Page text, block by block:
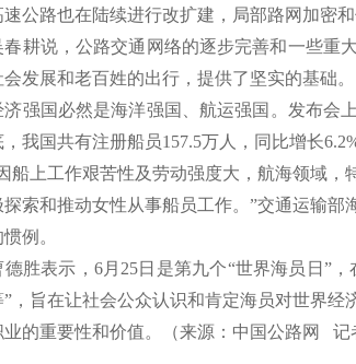
公路也在陆续进行改扩建，局部路网加密和
说，公路交通网络的逐步完善和一些重大
发展和老百姓的出行，提供了坚实的基础。
国必然是海洋强国、航运强国。发布会上
，我国共有注册船员157.5万人，同比增长
工作艰苦性及劳动强度大，航海领域，特
索和推动女性从事船员工作。”交通运输
例。
表示，6月25日是第九个“世界海员日”，
，旨在让社会公众认识和肯定海员对世界
的重要性和价值。（来源：中国公路网 记